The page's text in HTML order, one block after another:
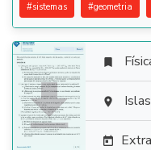
#sistemas #geometria



